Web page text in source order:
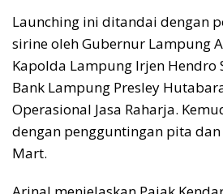
Launching ini ditandai dengan
sirine oleh Gubernur Lampung
Kapolda Lampung Irjen Hendro
Bank Lampung Presley
Operasional Jasa Raharja.
dengan pengguntingan pita
Mart.